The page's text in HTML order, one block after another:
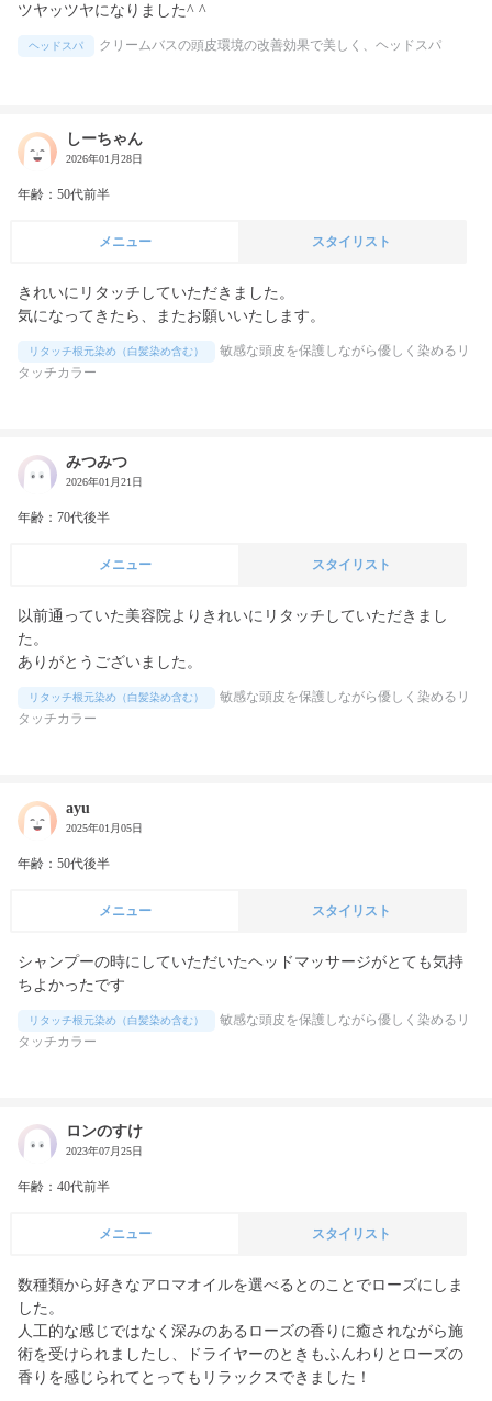
ツヤッツヤになりました^ ^
ヘッドスパ クリームバスの頭皮環境の改善効果で美しく、ヘッドスパ
しーちゃん
2026年01月28日
年齢：50代前半
メニュー スタイリスト
きれいにリタッチしていただきました。
気になってきたら、またお願いいたします。
リタッチ根元染め（白髪染め含む）
敏感な頭皮を保護しながら優しく染めるリ
タッチカラー
みつみつ
2026年01月21日
年齢：70代後半
メニュー スタイリスト
以前通っていた美容院よりきれいにリタッチしていただきまし
た。
リタッチ根元染め（白髪染め含む）
敏感な頭皮を保護しながら優しく染めるリ
タッチカラー
ayu
2025年01月05日
年齢：50代後半
メニュー スタイリスト
シャンプーの時にしていただいたヘッドマッサージがとても気持
ちよかったです
リタッチ根元染め（白髪染め含む）
敏感な頭皮を保護しながら優しく染めるリ
タッチカラー
ロンのすけ
2023年07月25日
年齢：40代前半
メニュー スタイリスト
数種類から好きなアロマオイルを選べるとのことでローズにしま
した。
人工的な感じではなく深みのあるローズの香りに癒されながら施
術を受けられましたし、ドライヤーのときもふんわりとローズの
香りを感じられてとってもリラックスできました！